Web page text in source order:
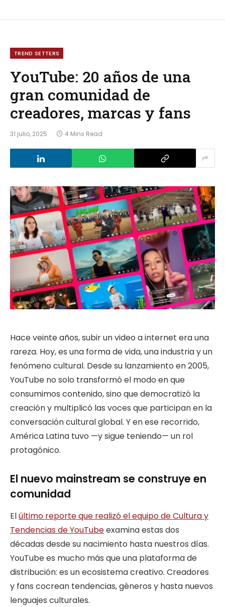
TREND SETTERS
YouTube: 20 años de una
gran comunidad de
creadores, marcas y fans
31 julio, 2025 4 Mins Read
Hace veinte años, subir un video a internet era una
rareza. Hoy, es una forma de vida, una industria y un
fenómeno cultural. Desde su lanzamiento en 2005,
YouTube no solo transformó el modo en que
consumimos contenido, sino que democratizó la
creación y multiplicó las voces que participan en la
conversación cultural global. Y en ese recorrido,
América Latina tuvo —y sigue teniendo— un rol
protagónico.
El nuevo mainstream se construye en
comunidad
Elúltimo reporte que realizó el equipo de Cultura y
Tendencias de YouTubeexamina estas dos
décadas desde su nacimiento hasta nuestros días.
YouTube es mucho más que una plataforma de
distribución: es un ecosistema creativo. Creadores
y fans cocrean tendencias, géneros y hasta nuevos
lenguajes culturales.